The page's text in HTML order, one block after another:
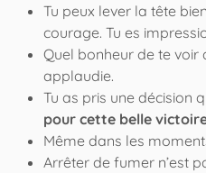
Tu peux lever la tête
courage. Tu es
Quel bonheur de te voir
applaudie.
Tu as pris une décision
pour cette belle
Même dans les
Arrêter de fumer n’est